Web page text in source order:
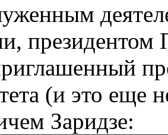
президентом
(и это еще
Заридзе: